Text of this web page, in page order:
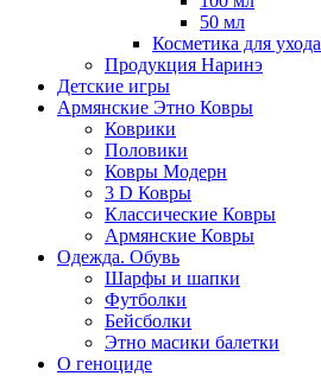
50 мл
Косметика для ухода
Продукция Наринэ
Детские игры
Армянские Этно Ковры
Коврики
Половики
Ковры Модерн
3 D Ковры
Классические Ковры
Армянские Ковры
Одежда. Обувь
Шарфы и шапки
Футболки
Бейсболки
Этно масики балетки
О геноциде